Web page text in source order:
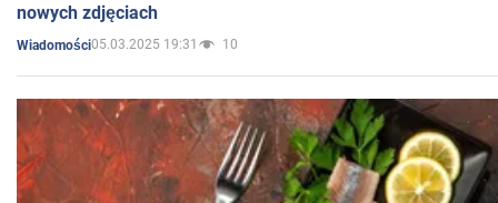
nowych zdjęciach
Wiadomości05.03.2025 19:31 10